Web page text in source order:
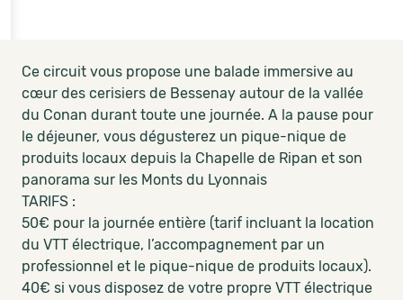
Ce circuit vous propose une balade immersive au
cœur des cerisiers de Bessenay autour de la vallée
du Conan durant toute une journée. A la pause pour
le déjeuner, vous dégusterez un pique-nique de
produits locaux depuis la Chapelle de Ripan et son
panorama sur les Monts du Lyonnais
TARIFS :
50€ pour la journée entière (tarif incluant la location
du VTT électrique, l’accompagnement par un
professionnel et le pique-nique de produits locaux).
40€ si vous disposez de votre propre VTT électrique